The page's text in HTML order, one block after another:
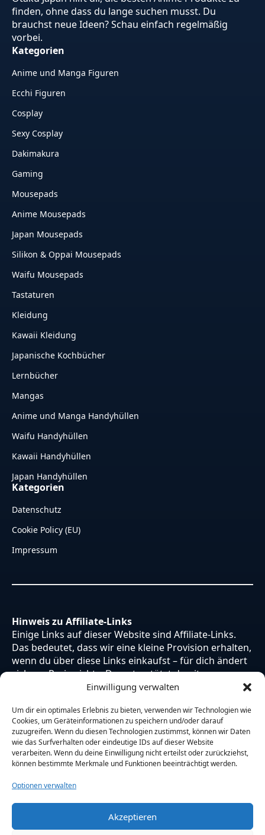
Einwilligung verwalten
Um dir ein optimales Erlebnis zu bieten, verwenden wir Technologien wie
Cookies, um Geräteinformationen zu speichern und/oder darauf
zuzugreifen. Wenn du diesen Technologien zustimmst, können wir Daten
wie das Surfverhalten oder eindeutige IDs auf dieser Website
verarbeiten. Wenn du deine Einwilligung nicht erteilst oder zurückziehst,
können bestimmte Merkmale und Funktionen beeinträchtigt werden.
Optionen verwalten
Akzeptieren
finden, ohne dass du lange suchen musst. Du
brauchst neue Ideen? Schau einfach regelmäßig
vorbei.
Kategorien
Anime und Manga Figuren
Ecchi Figuren
Cosplay
Sexy Cosplay
Dakimakura
Gaming
Mousepads
Anime Mousepads
Japan Mousepads
Silikon & Oppai Mousepads
Waifu Mousepads
Tastaturen
Kleidung
Kawaii Kleidung
Japanische Kochbücher
Lernbücher
Mangas
Anime und Manga Handyhüllen
Waifu Handyhüllen
Kawaii Handyhüllen
Japan Handyhüllen
Kategorien
Datenschutz
Cookie Policy (EU)
Impressum
Hinweis zu Affiliate-Links
Einige Links auf dieser Website sind Affiliate-Links.
Das bedeutet, dass wir eine kleine Provision erhalten,
wenn du über diese Links einkaufst – für dich ändert
sich am Preis nichts. Du unterstützt damit unsere
Arbeit. Vielen Dank dafür!
© 2026 Otaku Japan. Alle Rechte vorbehalten.